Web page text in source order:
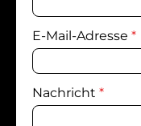
E-Mail-Adresse *
Nachricht *